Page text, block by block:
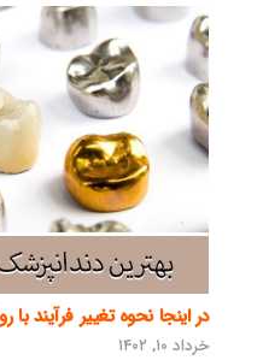
در اینجا نحوه تغییر فرآیند
خرداد ۱۰, ۱۴۰۲